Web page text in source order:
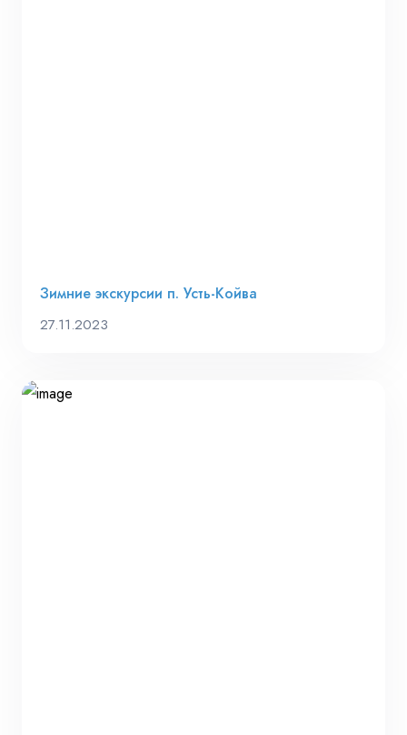
Зимние экскурсии п. Усть-Койва
27.11.2023